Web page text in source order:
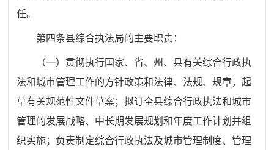
任。
第四条县综合执法局的主要职责：
（一）贯彻执行国家、省、州、县有关综合行政执
法和城市管理工作的方针政策和法律、法规、规章，起
草有关规范性文件草案；拟订全县综合行政执法和城市
管理的发展战略、中长期发展规划和年度工作计划并组
织实施；负责制定综合行政执法及城市管理制度、管理